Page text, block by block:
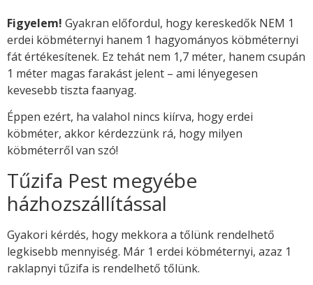
Figyelem! Gyakran előfordul, hogy kereskedők NEM 1
erdei köbméternyi hanem 1 hagyományos köbméternyi
fát értékesítenek. Ez tehát nem 1,7 méter, hanem csupán
1 méter magas farakást jelent – ami lényegesen
kevesebb tiszta faanyag.
Éppen ezért, ha valahol nincs kiírva, hogy erdei
köbméter, akkor kérdezzünk rá, hogy milyen
köbméterről van szó!
Tűzifa Pest megyébe
házhozszállítással
Gyakori kérdés, hogy mekkora a tőlünk rendelhető
legkisebb mennyiség. Már 1 erdei köbméternyi, azaz 1
raklapnyi tűzifa is rendelhető tőlünk.